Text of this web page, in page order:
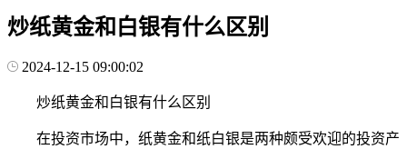
炒纸黄金和白银有什么区别
2024-12-15 09:00:02
炒纸黄金和白银有什么区别
在投资市场中，纸黄金和纸白银是两种颇受欢迎的投资产